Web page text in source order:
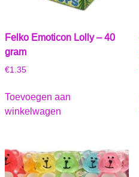
Felko Emoticon Lolly – 40
gram
€1.35
Toevoegen aan
winkelwagen